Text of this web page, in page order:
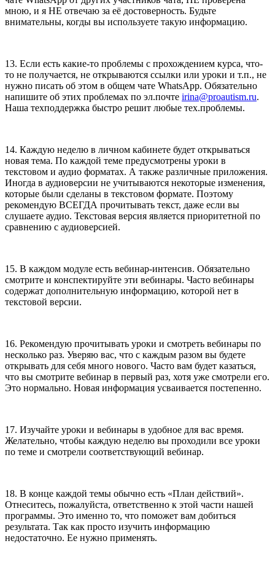
мною, и я НЕ отвечаю за её достоверность. Будьте
внимательны, когды вы используете такую информацию.
13. Если есть какие-то проблемы с прохождением курса, что-
то не получается, не открываются ссылки или уроки и т.п., не
нужно писать об этом в общем чате WhatsApp. Обязательно
напишите об этих проблемах по эл.почте irina@proautism.ru.
Наша техподдержка быстро решит любые тех.проблемы.
14. Каждую неделю в личном кабинете будет открываться
новая тема. По каждой теме предусмотрены уроки в
текстовом и аудио форматах. А также различные приложения.
Иногда в аудиоверсии не учитываются некоторые изменения,
которые были сделаны в текстовом формате. Поэтому
рекомендую ВСЕГДА прочитывать текст, даже если вы
слушаете аудио. Текстовая версия является приоритетной по
сравнению с аудиоверсией.
15. В каждом модуле есть вебинар-интенсив. Обязательно
смотрите и конспектируйте эти вебинары. Часто вебинары
содержат дополнительную информацию, которой нет в
текстовой версии.
16. Рекомендую прочитывать уроки и смотреть вебинары по
несколько раз. Уверяю вас, что с каждым разом вы будете
открывать для себя много нового. Часто вам будет казаться,
что вы смотрите вебинар в первый раз, хотя уже смотрели его.
Это нормально. Новая информация усваивается постепенно.
17. Изучайте уроки и вебинары в удобное для вас время.
Желательно, чтобы каждую неделю вы проходили все уроки
по теме и смотрели соответствующий вебинар.
18. В конце каждой темы обычно есть «План действий».
Отнеситесь, пожалуйста, ответственно к этой части нашей
программы. Это именно то, что поможет вам добиться
результата. Так как просто изучить информацию
недостаточно. Ее нужно применять.